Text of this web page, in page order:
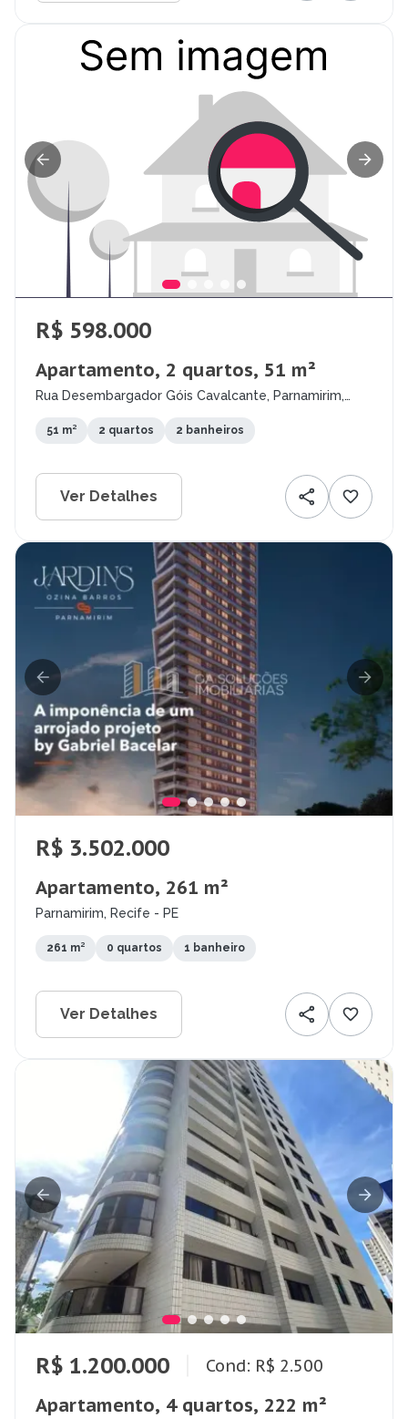
R$ 598.000
Apartamento, 2 quartos, 51 m²
Rua Desembargador Góis Cavalcante, Parnamirim,
51 m² 2 quartos 2 banheiros
Ver Detalhes
R$ 3.502.000
Apartamento, 261 m²
Parnamirim, Recife - PE
261 m² 0 quartos 1 banheiro
Ver Detalhes
R$ 1.200.000 Cond: R$ 2.500
Apartamento, 4 quartos, 222 m²